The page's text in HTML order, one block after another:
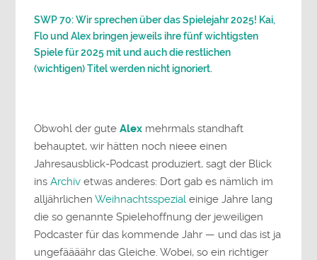
SWP 70: Wir sprechen über das Spielejahr 2025! Kai,
Flo und Alex bringen jeweils ihre fünf wichtigsten
Spiele für 2025 mit und auch die restlichen
(wichtigen) Titel werden nicht ignoriert.
Obwohl der guteAlex mehrmals standhaft
behauptet, wir hätten noch nieee einen
Jahresausblick-Podcast produziert, sagt der Blick
insArchiv etwas anderes: Dort gab es nämlich im
alljährlichenWeihnachtsspezial einige Jahre lang
die so genannte Spielehoffnung der jeweiligen
Podcaster für das kommende Jahr — und das ist ja
ungefäääähr das Gleiche. Wobei, so ein richtiger